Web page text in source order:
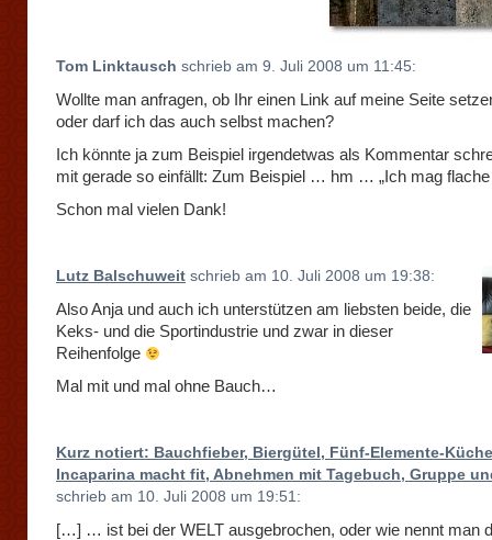
Tom Linktausch schrieb am 9. Juli 2008 um 11:45:
Wollte man anfragen, ob Ihr einen Link auf meine Seite
oder darf ich das auch selbst machen?
Ich könnte ja zum Beispiel irgendetwas als Kommentar
mit gerade so einfällt: Zum Beispiel … hm … „Ich mag flache
Schon mal vielen Dank!
Lutz Balschuweit schrieb am 10. Juli 2008 um 19:38:
Also Anja und auch ich unterstützen am liebsten beide, die
Keks- und die Sportindustrie und zwar in dieser
Reihenfolge
Mal mit und mal ohne Bauch…
Kurz notiert: Bauchfieber, Biergütel, Fünf-Elemente-
Incaparina macht fit, Abnehmen mit Tagebuch, Gruppe
schrieb am 10. Juli 2008 um 19:51:
[…] … ist bei der WELT ausgebrochen, oder wie nennt man